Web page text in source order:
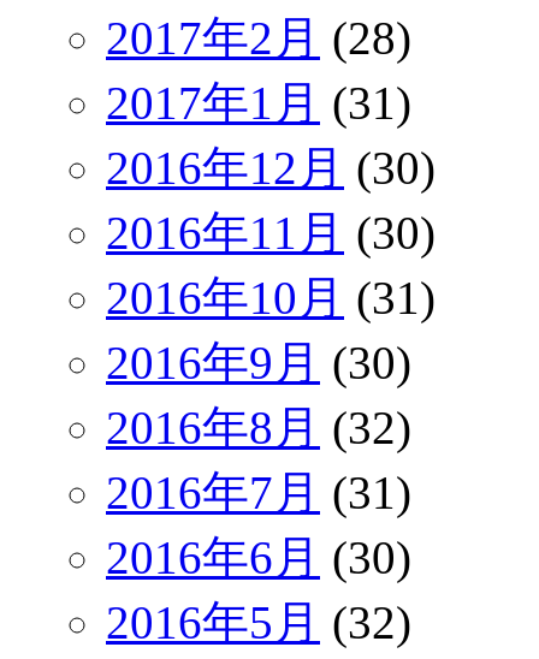
2017年2月 (28)
2017年1月 (31)
2016年12月 (30)
2016年11月 (30)
2016年10月 (31)
2016年9月 (30)
2016年8月 (32)
2016年7月 (31)
2016年6月 (30)
2016年5月 (32)